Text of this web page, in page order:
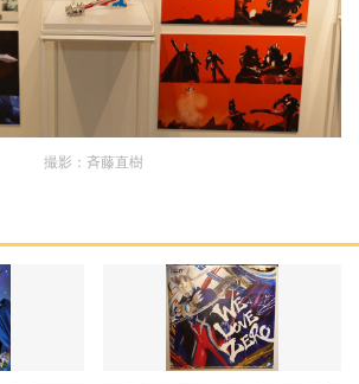
撮影：斉藤直樹